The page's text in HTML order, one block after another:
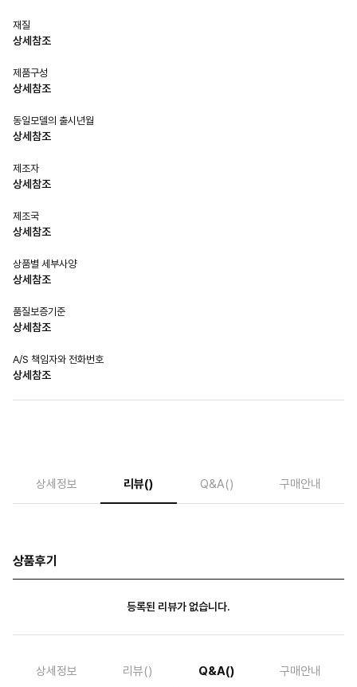
재질
상세참조
제품구성
상세참조
동일모델의 출시년월
상세참조
제조자
상세참조
제조국
상세참조
상품별 세부사양
상세참조
품질보증기준
상세참조
A/S 책임자와 전화번호
상세참조
상세정보 리뷰() Q&A() 구매안내
상품후기
등록된 리뷰가 없습니다.
상세정보 리뷰() Q&A() 구매안내